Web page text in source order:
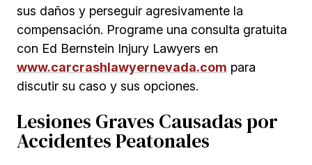
sus daños y perseguir agresivamente la
compensación. Programe una consulta gratuita
con Ed Bernstein Injury Lawyers en
www.carcrashlawyernevada.com para
discutir su caso y sus opciones.
Lesiones Graves Causadas por
Accidentes Peatonales